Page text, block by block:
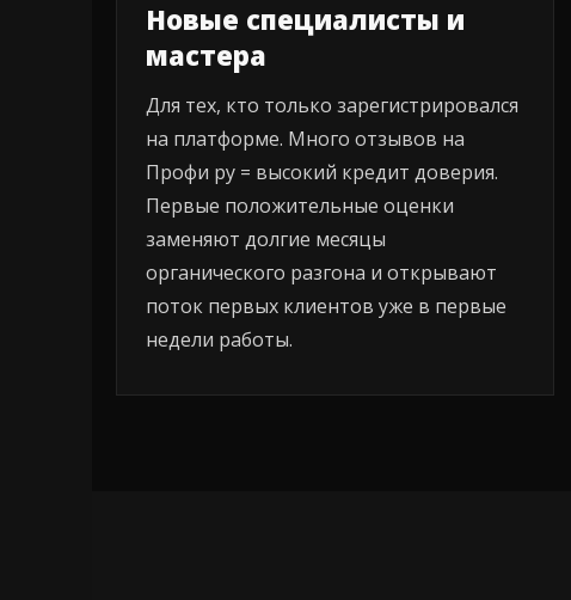
Новые специалисты и
мастера
Для тех, кто только зарегистрировался
на платформе. Много отзывов на
Профи ру = высокий кредит доверия.
Первые положительные оценки
заменяют долгие месяцы
органического разгона и открывают
поток первых клиентов уже в первые
недели работы.